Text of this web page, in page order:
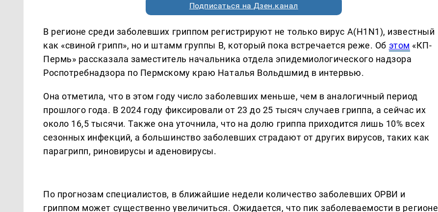
Подписаться на Дзен.канал
В регионе среди заболевших гриппом регистрируют не только вирус А(H1N1), известный
как «свиной грипп», но и штамм группы В, который пока встречается реже. Об этом «КП-
Пермь» рассказала заместитель начальника отдела эпидемиологического надзора
Роспотребнадзора по Пермскому краю Наталья Вольдшмид в интервью.
Она отметила, что в этом году число заболевших меньше, чем в аналогичный период
прошлого года. В 2024 году фиксировали от 23 до 25 тысяч случаев гриппа, а сейчас их
около 16,5 тысячи. Также она уточнила, что на долю гриппа приходится лишь 10% всех
сезонных инфекций, а большинство заболевших страдают от других вирусов, таких как
парагрипп, риновирусы и аденовирусы.
По прогнозам специалистов, в ближайшие недели количество заболевших ОРВИ и
гриппом может существенно увеличиться. Ожидается, что пик заболеваемости в регионе